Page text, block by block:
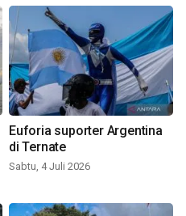
Euforia suporter Argentina
di Ternate
Sabtu, 4 Juli 2026